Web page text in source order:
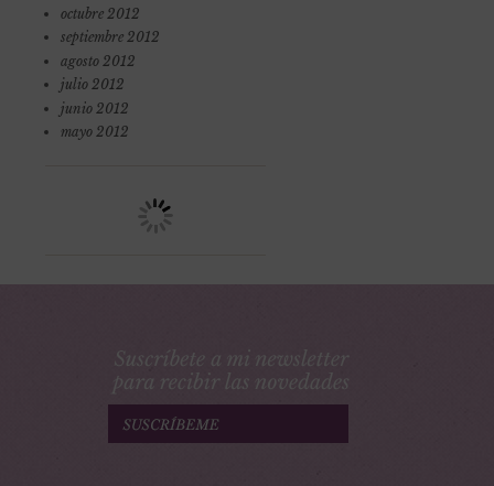
octubre 2012
septiembre 2012
agosto 2012
julio 2012
junio 2012
mayo 2012